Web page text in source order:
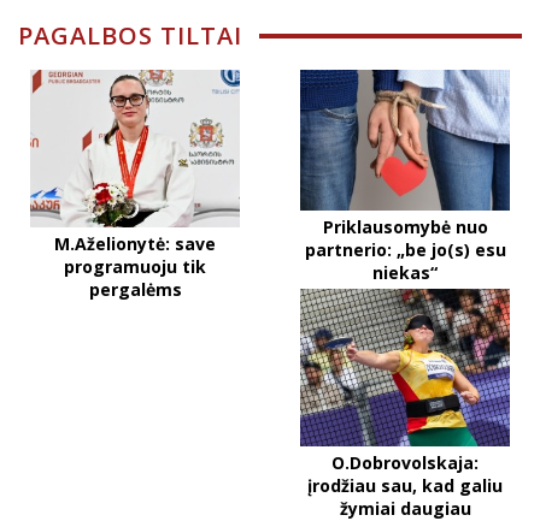
PAGALBOS TILTAI
M.Aželionytė: save
programuoju tik
pergalėms
Priklausomybė nuo
partnerio: „be jo(s) esu
niekas“
O.Dobrovolskaja:
įrodžiau sau, kad galiu
žymiai daugiau